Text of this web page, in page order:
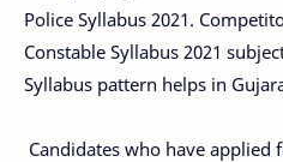
Police Syllabus 2021.
Constable Syllabus 2021
Syllabus pattern helps in
Candidates who have applied